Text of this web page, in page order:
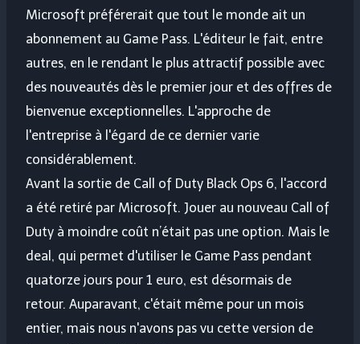
Microsoft préférerait que tout le monde ait un
abonnement au Game Pass. L'éditeur le fait, entre
autres, en le rendant le plus attractif possible avec
des nouveautés dès le premier jour et des offres de
bienvenue exceptionnelles. L'approche de
l'entreprise à l'égard de ce dernier varie
considérablement.
Avant la sortie de Call of Duty Black Ops 6, l'accord
a été retiré par Microsoft. Jouer au nouveau Call of
Duty à moindre coût n’était pas une option. Mais le
deal, qui permet d'utiliser le Game Pass pendant
quatorze jours pour 1 euro, est désormais de
retour. Auparavant, c'était même pour un mois
entier, mais nous n'avons pas vu cette version de